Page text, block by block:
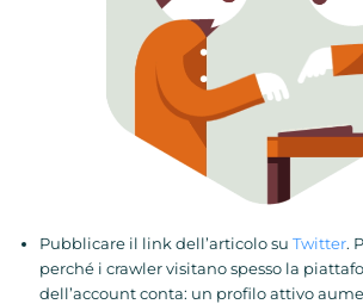
Pubblicare il link dell’articolo su Twitter.
perché i crawler visitano spesso la
dell’account conta: un profilo attivo